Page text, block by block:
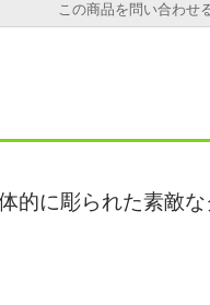
この商品を問い合わせ
に彫られた素敵な